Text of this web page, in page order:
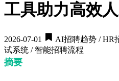
工具助力高效
2026-07-01
AI招聘趋势 / HR
试系统 / 智能招聘流程
摘要